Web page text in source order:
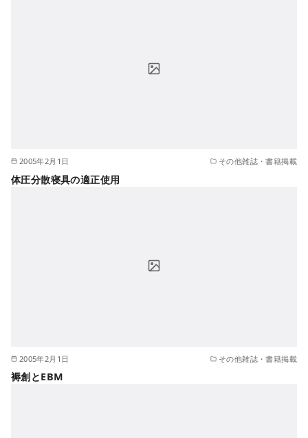
2005年2月1日 その他雑誌・書籍掲載
体圧分散寝具の適正使用
2005年2月1日 その他雑誌・書籍掲載
褥創とEBM